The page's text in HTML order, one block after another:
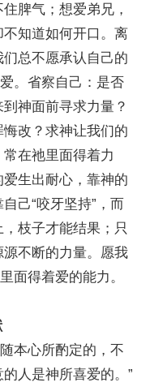
脾气；想爱弟兄，
知道如何开口。离
总不愿承认自己的
。省察自己：是否
神面前寻求力量？
改？求神让我们的
在祂里面得着力
生出耐心，靠神的
己“咬牙坚持”，而
枝子才能结果；只
不断的力量。愿我
面得着爱的能力。
本心所酌定的，不
人是神所喜爱的。”